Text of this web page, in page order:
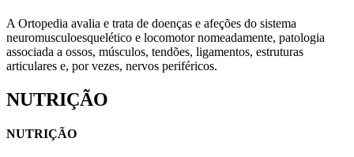
A Ortopedia avalia e trata de doenças e afeções do sistema
neuromusculoesquelético e locomotor nomeadamente, patologia
associada a ossos, músculos, tendões, ligamentos, estruturas
articulares e, por vezes, nervos periféricos.
NUTRIÇÃO
NUTRIÇÃO